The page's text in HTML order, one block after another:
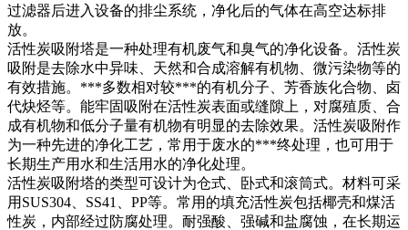
过滤器后进入设备的排尘系统，净化后的气体在高空达标排
放。
活性炭吸附塔是一种处理有机废气和臭气的净化设备。活性炭
吸附是去除水中异味、天然和合成溶解有机物、微污染物等的
有效措施。***多数相对较***的有机分子、芳香族化合物、卤
代炔烃等。能牢固吸附在活性炭表面或缝隙上，对腐殖质、合
成有机物和低分子量有机物有明显的去除效果。活性炭吸附作
为一种先进的净化工艺，常用于废水的***终处理，也可用于
长期生产用水和生活用水的净化处理。
活性炭吸附塔的类型可设计为仓式、卧式和滚筒式。材料可采
用SUS304、SS41、PP等。常用的填充活性炭包括椰壳和煤活
性炭，内部经过防腐处理。耐强酸、强碱和盐腐蚀，在长期运